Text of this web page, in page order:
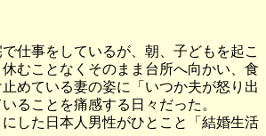
仕事をしているが、朝、子どもを起こ
むことなくそのまま台所へ向かい、食
めている妻の姿に「いつか夫が怒り出
ることを痛感する日々だった。
した日本人男性がひとこと「結婚生活